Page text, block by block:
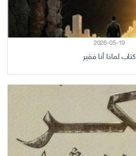
2026-05-19
كتاب لماذا أنا فقير